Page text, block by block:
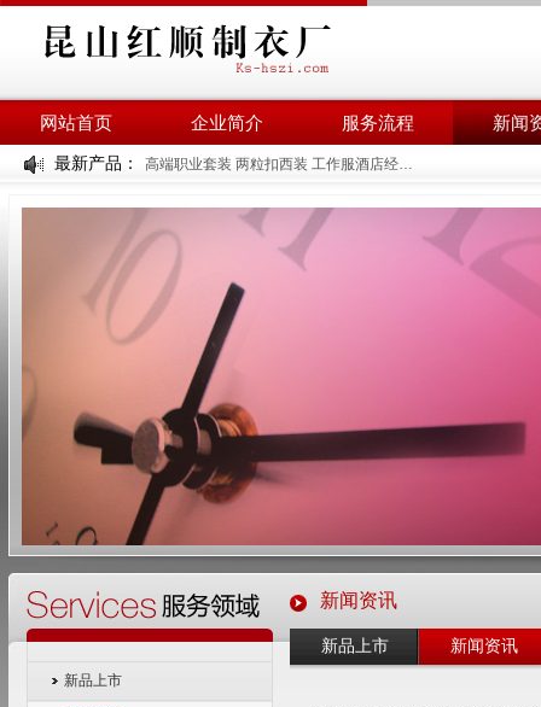
网站首页 企业简介 服务流程 新闻
最新产品： 高端职业套装 两粒扣西装 工作服酒店经理工装
新品上市
新闻资讯
新品上市 新闻资讯